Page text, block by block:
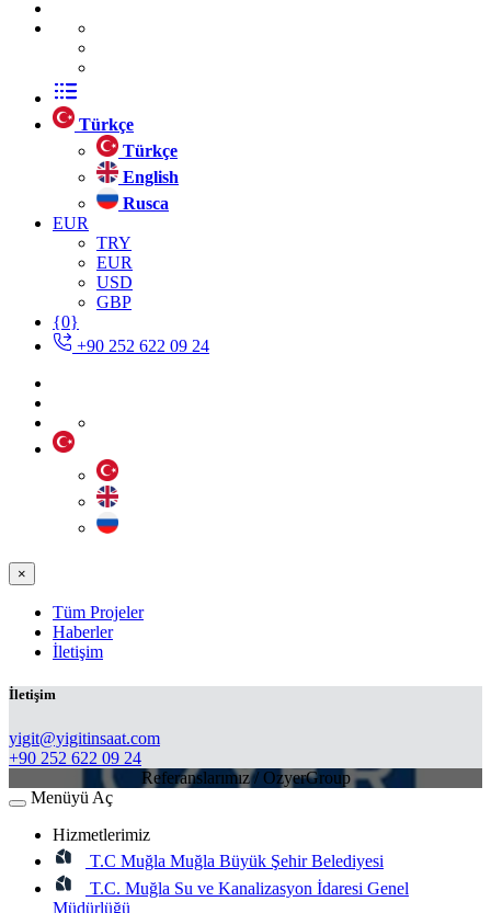
Türkçe
Türkçe
English
Rusca
EUR
TRY
EUR
USD
GBP
{0}
+90 252 622 09 24
×
Tüm Projeler
Haberler
İletişim
İletişim
​yigit@yigitinsaat.com
+90 252 622 09 24
Referanslarımız / OzyerGroup
Menüyü Aç
Hizmetlerimiz
T.C Muğla Muğla Büyük Şehir Belediyesi
T.C. Muğla Su ve Kanalizasyon İdaresi Genel
Müdürlüğü